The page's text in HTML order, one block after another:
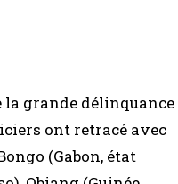
la grande délinquance
ont retracé avec
(Gabon, état